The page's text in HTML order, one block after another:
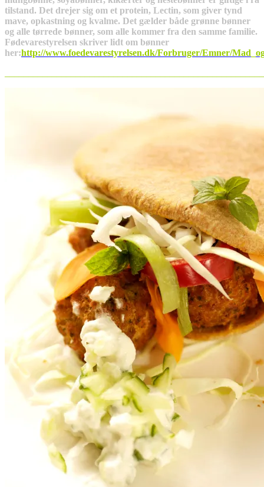
tilstand. Det drejer sig om et protein, Lectin, som giver tynd
mave, opkastning og kvalme. Det gælder både grønne bønner
og alle tørrede bønner, som alle kommer fra den samme familie.
Fødevarestyrelsen skriver lidt om bønner
her:http://www.foedevarestyrelsen.dk/Forbruger/Emner/